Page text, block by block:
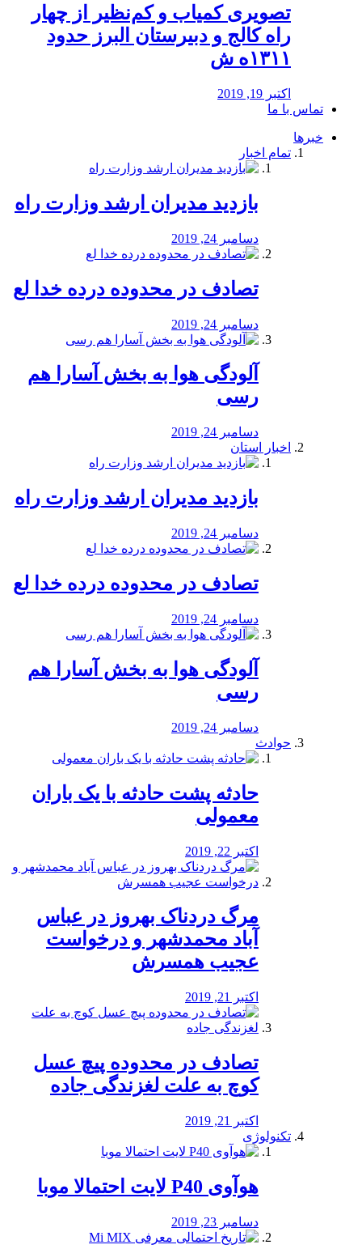
️تصویری کمیاب و کم‌نظیر از چهار
راه كالج و دبيرستان البرز حدود
۱۳۱۱ه ش
اکتبر 19, 2019
تماس با ما
خبرها
تمام اخبار
بازدید مدیران ارشد وزارت راه
دسامبر 24, 2019
تصادف در محدوده درده خدا لع
دسامبر 24, 2019
آلودگی هوا به بخش آسارا هم
رسی
دسامبر 24, 2019
اخبار استان
بازدید مدیران ارشد وزارت راه
دسامبر 24, 2019
تصادف در محدوده درده خدا لع
دسامبر 24, 2019
آلودگی هوا به بخش آسارا هم
رسی
دسامبر 24, 2019
حوادث
️حادثه پشت حادثه با یک باران
معمولی
اکتبر 22, 2019
مرگ دردناک بهروز در عباس
آباد محمدشهر و درخواست
عجیب همسرش
اکتبر 21, 2019
تصادف در محدوده پیچ عسل
کوچ به علت لغزندگی جاده
اکتبر 21, 2019
تکنولوژی
هوآوی P40 لایت احتمالا موبا
دسامبر 23, 2019